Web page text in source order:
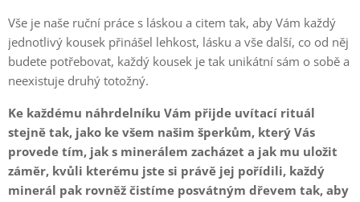
Vše je naše ruční práce s láskou a citem tak, aby Vám každý
jednotlivý kousek přinášel lehkost, lásku a vše další, co od něj
budete potřebovat, každý kousek je tak unikátní sám o sobě a
neexistuje druhý totožný.
Ke každému náhrdelníku Vám přijde uvítací rituál
stejně tak, jako ke všem našim šperkům, který Vás
provede tím, jak s minerálem zacházet a jak mu uložit
záměr, kvůli kterému jste si právě jej pořídili, každý
minerál pak rovněž čistíme posvátným dřevem tak, aby